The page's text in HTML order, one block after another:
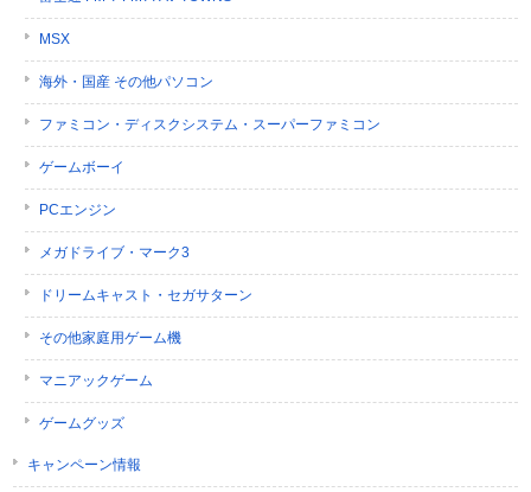
MSX
海外・国産 その他パソコン
ファミコン・ディスクシステム・スーパーファミコン
ゲームボーイ
PCエンジン
メガドライブ・マーク3
ドリームキャスト・セガサターン
その他家庭用ゲーム機
マニアックゲーム
ゲームグッズ
キャンペーン情報